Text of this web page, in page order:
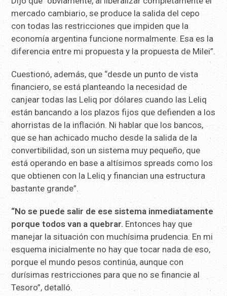
mercado cambiario, se produce la salida del cepo
con todas las restricciones que impiden que la
economía argentina funcione normalmente. Esa es la
diferencia entre mi propuesta y la propuesta de Milei”.
Cuestionó, además, que “desde un punto de vista
financiero, se está planteando la necesidad de
canjear todas las Leliq por dólares cuando las Leliq
están bancando a los plazos fijos que defienden a los
ahorristas de la inflación. Ni hablar que los bancos,
que se han achicado mucho desde la salida de la
convertibilidad, son un sistema muy pequeño, que
está operando en base a altísimos spreads como los
que obtienen con la Leliq y financian una estructura
bastante grande”.
“No se puede salir de ese sistema inmediatamente
porque todos van a quebrar. Entonces hay que
manejar la situación con muchísima prudencia. En mi
esquema inicialmente no hay que tocar nada de eso,
porque el mundo pesos continúa, aunque con
durísimas restricciones para que no se financie al
Tesoro”, detalló.